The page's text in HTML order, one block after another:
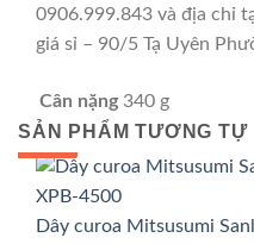
0906.999.843 và địa chỉ
giá sỉ – 90/5 Tạ Uyên
Cân nặng 340 g
SẢN PHẨM TƯƠNG TỰ
GIÁ SỈ
GIÁ TỐT
Dây curoa Mitsusumi